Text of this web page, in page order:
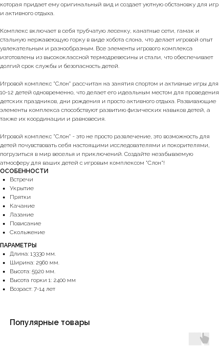
которая придает ему оригинальный вид и создает уютную обстановку для игр
и активного отдыха.
Комплекс включает в себя трубчатую лесенку, канатные сети, гамак и
стальную нержавеющую горку в виде хобота слона, что делает игровой опыт
увлекательным и разнообразным. Все элементы игрового комплекса
изготовлены из высококлассной термодревесины и стали, что обеспечивает
долгий срок службы и безопасность детей.
Игровой комплекс "Слон" рассчитан на занятия спортом и активные игры для
10-12 детей одновременно, что делает его идеальным местом для проведения
детских праздников, дни рождения и просто активного отдыха. Развивающие
элементы комплекса способствуют развитию физических навыков детей, а
также их координации и равновесия.
Игровой комплекс "Слон" - это не просто развлечение, это возможность для
детей почувствовать себя настоящими исследователями и покорителями,
погрузиться в мир веселья и приключений. Создайте незабываемую
атмосферу для ваших детей с игровым комплексом "Слон"!
ОСОБЕННОСТИ
Встречи
Укрытие
Прятки
Качание
Лазание
Повисание
Скольжение
ПАРАМЕТРЫ
Длина: 13330 мм.
Ширина: 2960 мм.
Высота: 5920 мм.
Высота горки 1: 2400 мм
Возраст: 7-14 лет
Популярные товары